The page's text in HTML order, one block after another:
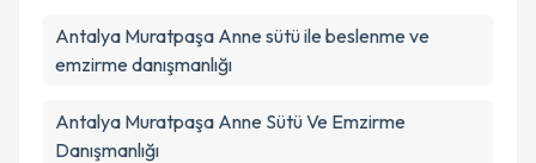
Antalya Muratpaşa Anne sütü ile beslenme ve
emzirme danışmanlığı
Antalya Muratpaşa Anne Sütü Ve Emzirme
Danışmanlığı